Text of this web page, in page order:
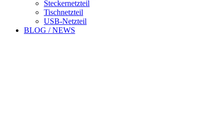
Steckernetzteil
Tischnetzteil
USB-Netzteil
BLOG / NEWS